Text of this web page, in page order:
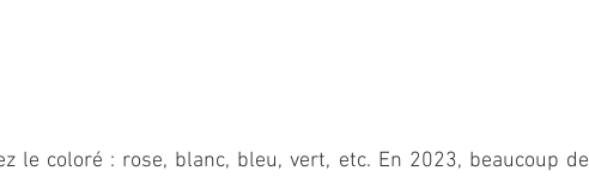
le coloré : rose, blanc, bleu, vert, etc. En 2023, beaucoup de